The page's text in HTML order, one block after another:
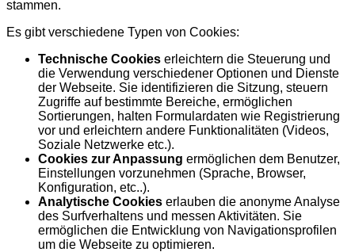
stammen.
Es gibt verschiedene Typen von Cookies:
Technische Cookies erleichtern die Steuerung und
die Verwendung verschiedener Optionen und Dienste
der Webseite. Sie identifizieren die Sitzung, steuern
Zugriffe auf bestimmte Bereiche, ermöglichen
Sortierungen, halten Formulardaten wie Registrierung
vor und erleichtern andere Funktionalitäten (Videos,
Soziale Netzwerke etc.).
Cookies zur Anpassung ermöglichen dem Benutzer,
Einstellungen vorzunehmen (Sprache, Browser,
Konfiguration, etc..).
Analytische Cookies erlauben die anonyme Analyse
des Surfverhaltens und messen Aktivitäten. Sie
ermöglichen die Entwicklung von Navigationsprofilen
um die Webseite zu optimieren.